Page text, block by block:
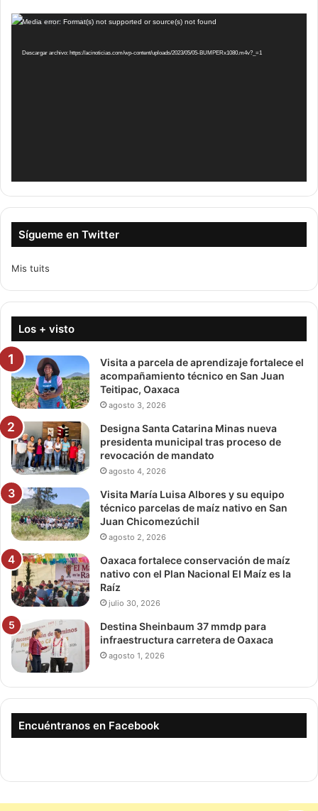
Reproductor
vídeo
Media error: Format(s) not supported or source(s) not found
Descargar archivo: https://acinoticias.com/wp-content/uploads/2023/05/05-BUMPERx1080.m4v?_=1
Sígueme en Twitter
Mis tuits
Los + visto
Visita a parcela de aprendizaje fortalece el
acompañamiento técnico en San Juan
Teitipac, Oaxaca
agosto 3, 2026
Designa Santa Catarina Minas nueva
presidenta municipal tras proceso de
revocación de mandato
agosto 4, 2026
Visita María Luisa Albores y su equipo
técnico parcelas de maíz nativo en San
Juan Chicomezúchil
agosto 2, 2026
Oaxaca fortalece conservación de maíz
nativo con el Plan Nacional El Maíz es la
Raíz
julio 30, 2026
Destina Sheinbaum 37 mmdp para
infraestructura carretera de Oaxaca
agosto 1, 2026
Encuéntranos en Facebook